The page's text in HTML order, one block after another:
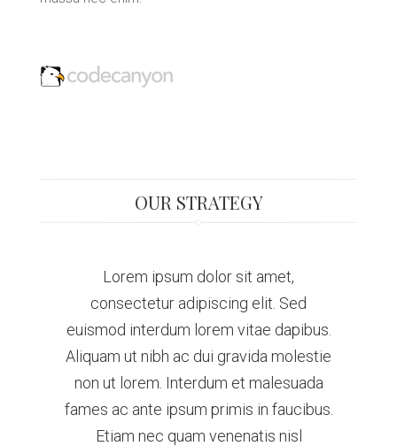
OUR STRATEGY
Lorem ipsum dolor sit amet,
consectetur adipiscing elit. Sed
euismod interdum lorem vitae dapibus.
Aliquam ut nibh ac dui gravida molestie
non ut lorem. Interdum et malesuada
fames ac ante ipsum primis in faucibus.
Etiam nec quam venenatis nisl